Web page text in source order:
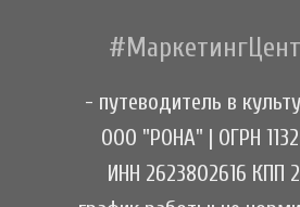
- путеводитель в
ООО "РОНА" | ОГРН
ИНН 2623802616 КПП